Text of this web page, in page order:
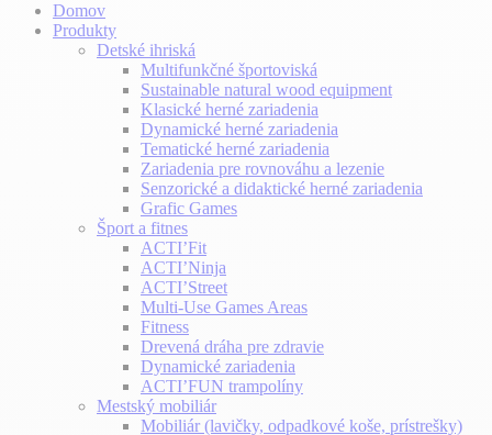
Domov
Produkty
Detské ihriská
Multifunkčné športoviská
Sustainable natural wood equipment
Klasické herné zariadenia
Dynamické herné zariadenia
Tematické herné zariadenia
Zariadenia pre rovnováhu a lezenie
Senzorické a didaktické herné zariadenia
Grafic Games
Šport a fitnes
ACTI’Fit
ACTI’Ninja
ACTI’Street
Multi-Use Games Areas
Fitness
Drevená dráha pre zdravie
Dynamické zariadenia
ACTI’FUN trampolíny
Mestský mobiliár
Mobiliár (lavičky, odpadkové koše, prístrešky)